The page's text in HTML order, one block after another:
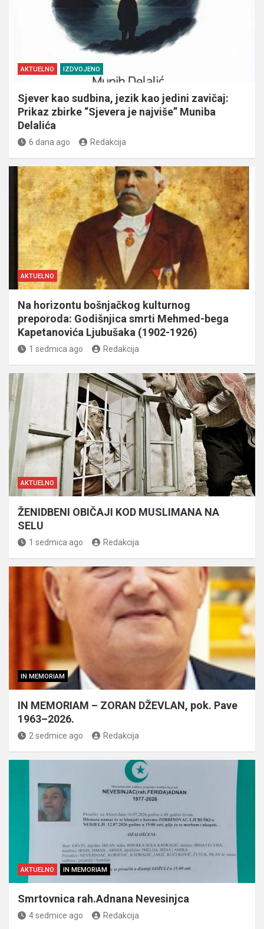
AKTUELNO IZDVOJENO
Sjever kao sudbina, jezik kao jedini zavičaj:
Prikaz zbirke “Sjevera je najviše” Muniba
Delalića
6 dana ago Redakcija
AKTUELNO
Na horizontu bošnjačkog kulturnog
preporoda: Godišnjica smrti Mehmed-bega
Kapetanovića Ljubušaka (1902-1926)
1 sedmica ago Redakcija
AKTUELNO
ŽENIDBENI OBIČAJI KOD MUSLIMANA NA
SELU
1 sedmica ago Redakcija
IN MEMORIAM
IN MEMORIAM – ZORAN DŽEVLAN, pok. Pave
1963–2026.
2 sedmice ago Redakcija
AKTUELNO IN MEMORIAM
Smrtovnica rah.Adnana Nevesinjca
4 sedmice ago Redakcija